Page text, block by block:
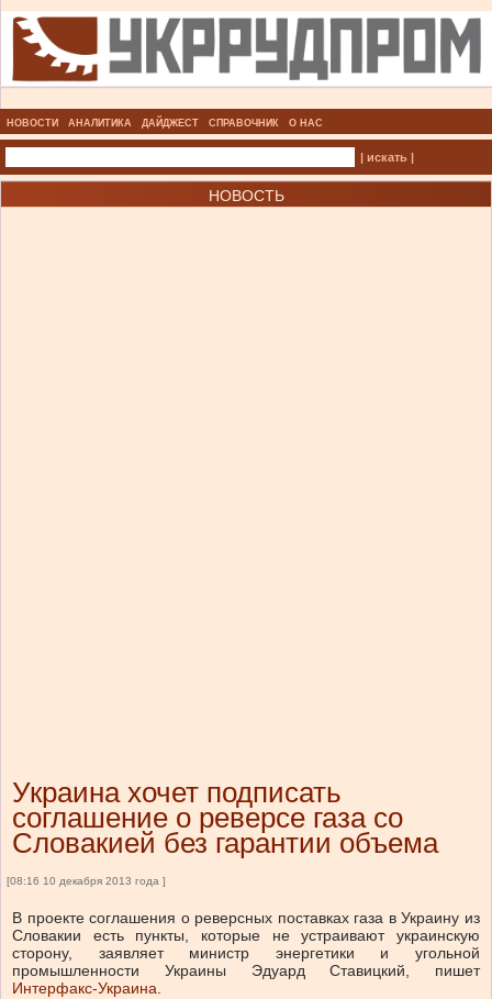
НОВОСТИ АНАЛИТИКА ДАЙДЖЕСТ СПРАВОЧНИК О НАС
| искать |
НОВОСТЬ
Украина хочет подписать
соглашение о реверсе газа со
Словакией без гарантии объема
[08:16 10 декабря 2013 года ]
В проекте соглашения о реверсных поставках газа в Украину из
Словакии есть пункты, которые не устраивают украинскую
сторону, заявляет министр энергетики и угольной
промышленности Украины Эдуард Ставицкий, пишет
Интерфакс-Украина.